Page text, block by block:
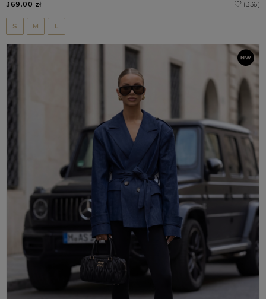
(336)
369.00 zł
S M L